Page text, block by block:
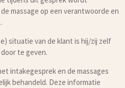
massage op een verantwoorde en
situatie van de klant is hij/zij zelf
te geven.
intakegesprek en de massages
behandeld. Deze informatie